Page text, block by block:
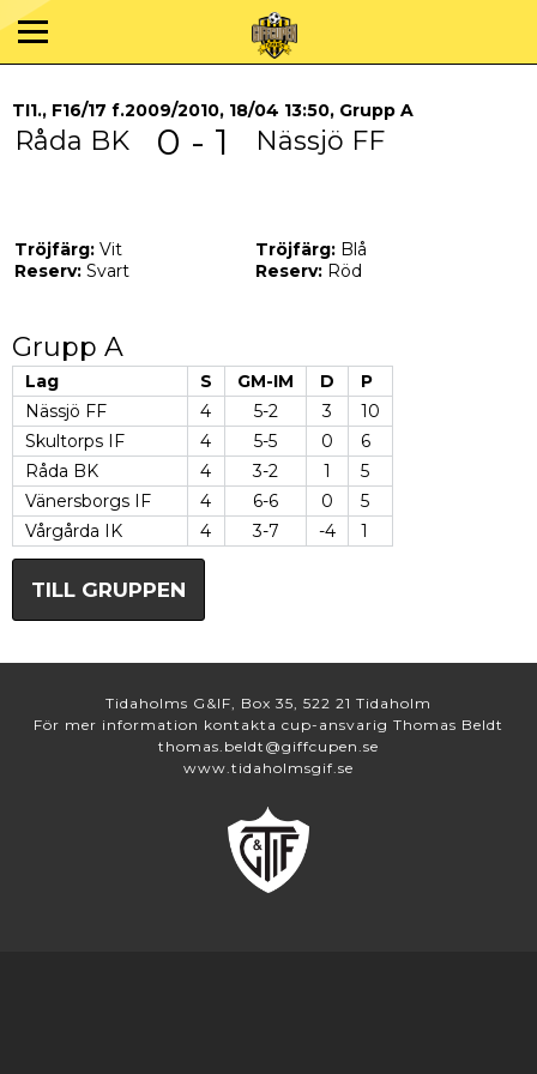
TI1., F16/17 f.2009/2010, 18/04 13:50, Grupp A
Råda BK 0 - 1 Nässjö FF
Tröjfärg: Vit
Reserv: Svart
Tröjfärg: Blå
Reserv: Röd
Grupp A
Lag S GM-IM D
P
Nässjö FF
4 5-2 3
10
Skultorps IF
4 5-5 0
6
Råda BK
4 3-2 1
5
Vänersborgs IF
4 6-6 0
5
Vårgårda IK
4 3-7 -4 1
TILL GRUPPEN
Tidaholms G&IF, Box 35, 522 21 Tidaholm
För mer information kontakta cup-ansvarig Thomas Beldt
thomas.beldt@giffcupen.se
www.tidaholmsgif.se